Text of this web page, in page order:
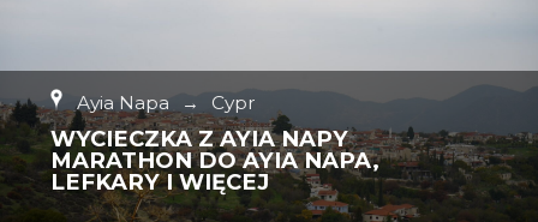
Ayia Napa → Cypr
WYCIECZKA Z AYIA NAPY
MARATHON DO AYIA NAPA,
LEFKARY I WIĘCEJ